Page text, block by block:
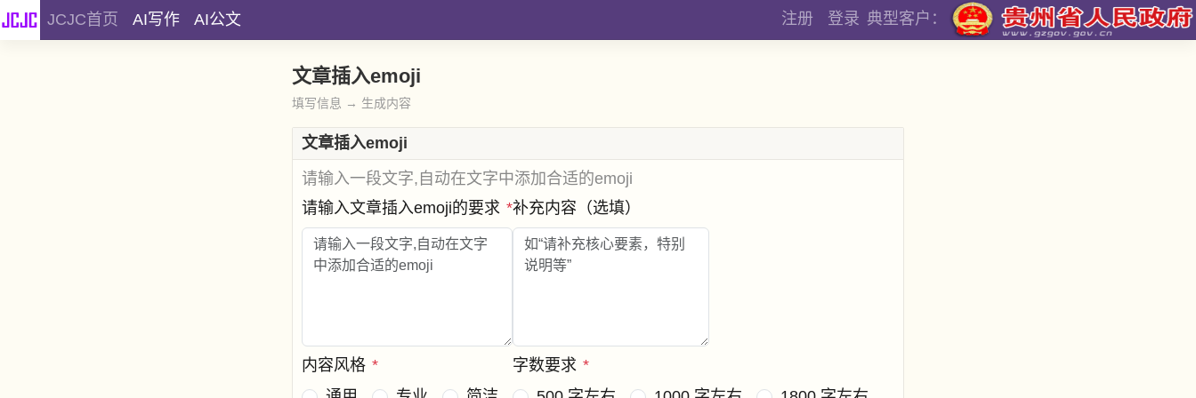
JCJC首页 AI写作 AI公文 注册 登录 典型客户：
文章插入emoji
填写信息 → 生成内容
文章插入emoji
请输入一段文字,自动在文字中添加合适的emoji
请输入文章插入emoji的要求 *补充内容（选填）
内容风格 *
字数要求 *